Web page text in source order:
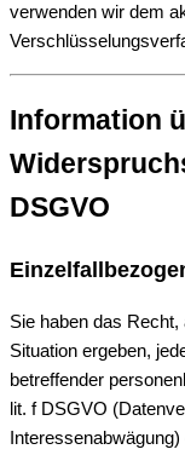
verwenden wir dem
Information
DSGVO
Sie haben das
Situation ergeben,
betreffender
lit. f DSGVO